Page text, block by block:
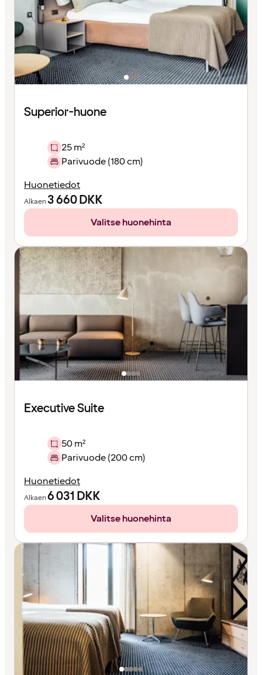
Superior-huone
25 m²
Parivuode (180 cm)
Huonetiedot
Alkaen3 660DKK
Valitse huonehinta
Executive Suite
50 m²
Parivuode (200 cm)
Huonetiedot
Alkaen6 031 DKK
Valitse huonehinta